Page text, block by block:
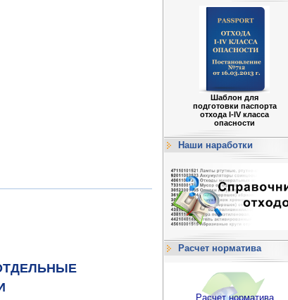
Шаблон для
подготовки паспорта
отхода I-IV класса
опасности
Наши наработки
Расчет норматива
Расчет норматива